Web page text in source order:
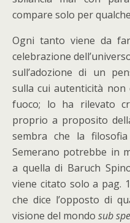
compare solo per
Ogni tanto viene da
celebrazione
sull’adozione di un
sulla cui autenticità
fuoco; lo ha rilevato
proprio a proposito
sembra che la
Semerano potrebbe in
a quella di Baruch
viene citato solo a pag.
che dice l’opposto di
visione del mondo sub